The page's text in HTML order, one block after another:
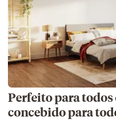
Perfeito para todos
concebido para